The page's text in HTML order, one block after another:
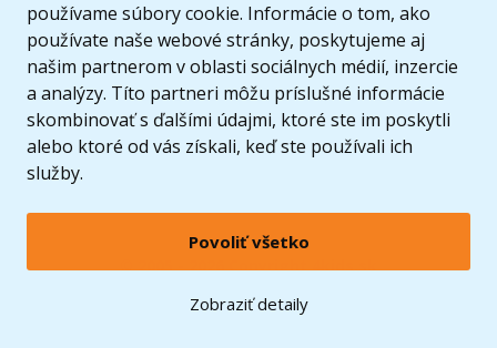
používame súbory cookie. Informácie o tom, ako
používate naše webové stránky, poskytujeme aj
našim partnerom v oblasti sociálnych médií, inzercie
a analýzy. Títo partneri môžu príslušné informácie
skombinovať s ďalšími údajmi, ktoré ste im poskytli
alebo ktoré od vás získali, keď ste používali ich
služby.
Povoliť všetko
Zobraziť detaily
© 2005 - 2026 Copyright 4kids.sk
LEGO, logo LEGO a minifigúrka sú ochrannými známkami spoločnosti LEGO Group. ©
2024 The LEGO Group.